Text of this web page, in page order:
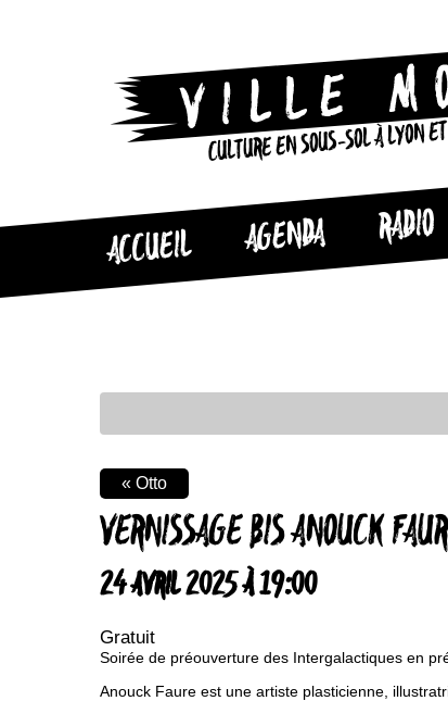
CULTURE EN SOUS-SOL À LYON
ACCUEIL AGENDA RADIO
VERNISSAGE BIS ANOUCK
24 AVRIL 2025 À 19:00
Gratuit
« Otto
Soirée de préouverture des Intergalactiques en
Anouck Faure est une artiste plasticienne,